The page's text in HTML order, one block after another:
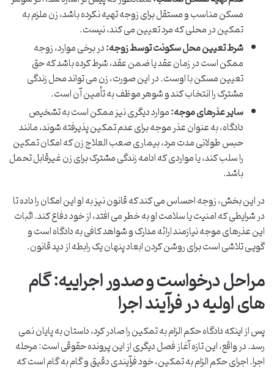
مسکن مناسب و مستقل برای زوجه تهیه نکرده باشد، زن ملزم به
تمکین در محلی که مرد تعیین می کند، نیست.
شرط تعیین محل سکونت توسط زوجه:در برخی موارد، زوجه
ممکن است در زمان عقد یا ضمن عقد، شرط کرده باشد که حق
تعیین مسکن با اوست. در این صورت، زن می تواند محل زندگی
مشترک را انتخاب کند و شوهر موظف به تأمین آن است.
سایر عذرهای موجه:موارد دیگری نیز ممکن است به تشخیص
دادگاه، به عنوان عذر موجه برای عدم تمکین پذیرفته شوند، مانند
حبس طولانی مدت مرد، بیماری صعب العلاج زن که امکان تمکین
را سلب کند، یا مواردی که ادامه زندگی مشترک برای زن غیرقابل تحمل
باشد.
در این بخش، زوجه احساس می کند که قانون نیز به او این امکان را داده تا
در شرایطی که امنیت یا سلامت او به خطر می افتد، از خود دفاع کند. اثبات
این عذرهای موجه نیازمند ارائه مدارک و شواهد کافی به دادگاه است و
گویی تلاشی است برای روشن کردن ابعاد پنهان یک رابطه از دید قانون.
مراحل درخواست و صدور اجراییه: گام
های اولیه در فرآیند اجرا
پس از اینکه دادگاه حکم الزام به تمکین را صادر کرد، داستان به پایان نمی
رسد. در واقع، این تازه آغاز فصل دیگری از این پرونده حقوقی است: مرحله
اجرا. اجرای حکم الزام به تمکین، خود فرآیندی دقیق و گام به گام است که